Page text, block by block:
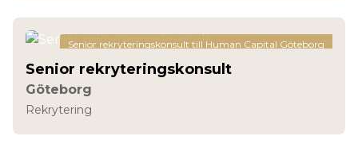
Senior rekryteringskonsult till Human Capital Göteborg
Senior rekryteringskonsult
Göteborg
Rekrytering